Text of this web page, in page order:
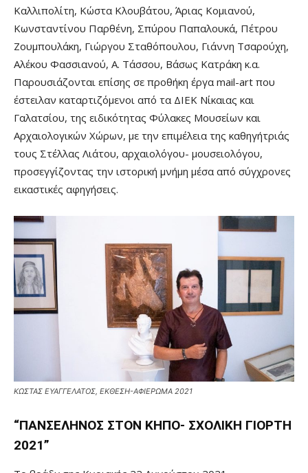
Καλλιπολίτη, Κώστα Κλουβάτου, Άριας Κομιανού,
Κωνσταντίνου Παρθένη, Σπύρου Παπαλουκά, Πέτρου
Ζουμπουλάκη, Γιώργου Σταθόπουλου, Γιάννη Τσαρούχη,
Αλέκου Φασσιανού, Α. Τάσσου, Βάσως Κατράκη κ.α.
Παρουσιάζονται επίσης σε προθήκη έργα mail-art που
έστειλαν καταρτιζόμενοι από τα ΔΙΕΚ Νίκαιας και
Γαλατσίου, της ειδικότητας Φύλακες Μουσείων και
Αρχαιολογικών Χώρων, με την επιμέλεια της καθηγήτριάς
τους Στέλλας Λιάτου, αρχαιολόγου- μουσειολόγου,
προσεγγίζοντας την ιστορική μνήμη μέσα από σύγχρονες
εικαστικές αφηγήσεις.
ΚΩΣΤΑΣ ΕΥΑΓΓΕΛΑΤΟΣ, ΕΚΘΕΣΗ-ΑΦΙΕΡΩΜΑ 2021
“ΠΑΝΣΕΛΗΝΟΣ ΣΤΟΝ ΚΗΠΟ- ΣΧΟΛΙΚΗ ΓΙΟΡΤΗ
2021”